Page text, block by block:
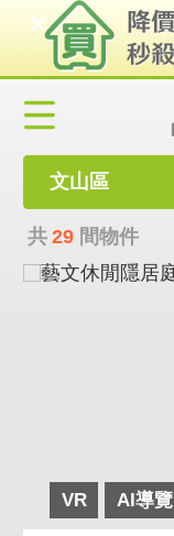
文山區
共 29 間物件
VR AI導覽